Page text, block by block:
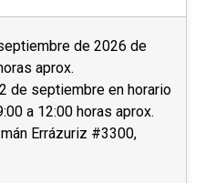
de 2026 de
aprox.
de septiembre en horario
a 12:00 horas aprox.
Errázuriz #3300,